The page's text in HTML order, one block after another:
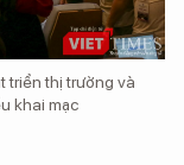
triển thị trường và
khai mạc